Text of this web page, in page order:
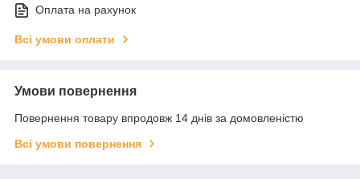
Оплата на рахунок
Всі умови оплати
Умови повернення
Повернення товару впродовж 14 днів за домовленістю
Всі умови повернення